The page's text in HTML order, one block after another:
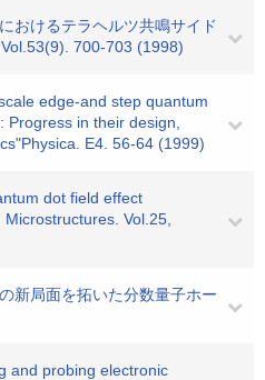
おけるテラヘルツ共鳴サイド
700-703 (1998)
edge-and step quantum
in their design,
E4. 56-64 (1999)
dot field effect
Vol.25,
新局面を拓いた分数量子ホー
and probing electronic